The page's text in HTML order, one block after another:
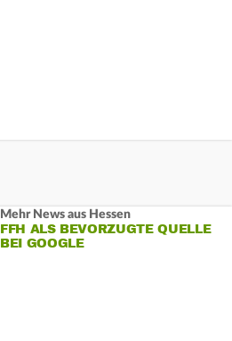
Mehr News aus Hessen
FFH ALS BEVORZUGTE QUELLE
BEI GOOGLE